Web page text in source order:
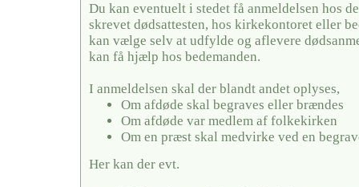
Du kan eventuelt i stedet få anmeldelsen hos
skrevet dødsattesten, hos kirkekontoret eller
kan vælge selv at udfylde og aflevere
kan få hjælp hos bedemanden.
I anmeldelsen skal der blandt andet oplyses,
Om afdøde skal begraves eller brændes
Om afdøde var medlem af folkekirken
Om en præst skal medvirke ved en
Her kan der evt.